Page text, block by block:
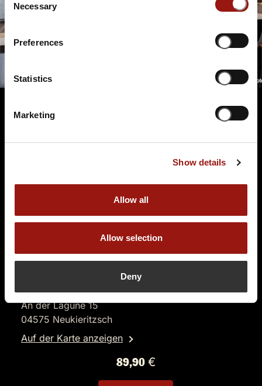
Selection
Necessary
Preferences
Statistics
Marketing
Show details
Allow all
Allow selection
Deny
Terminüberblick
SA.
09.01.2027 19:00 Uhr
Restaurant LaRi
An der Lagune 15
04575 Neukieritzsch
Auf der Karte anzeigen
89,90 €